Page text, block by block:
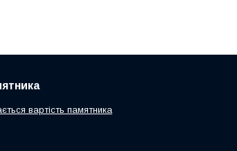
вартість памятника